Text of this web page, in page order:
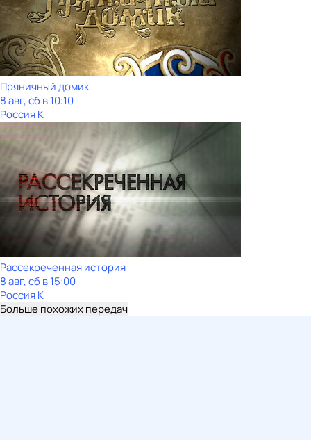
Пряничный домик
8 авг, сб в 10:10
Россия К
Рассекреченная история
8 авг, сб в 15:00
Россия К
Больше похожих передач